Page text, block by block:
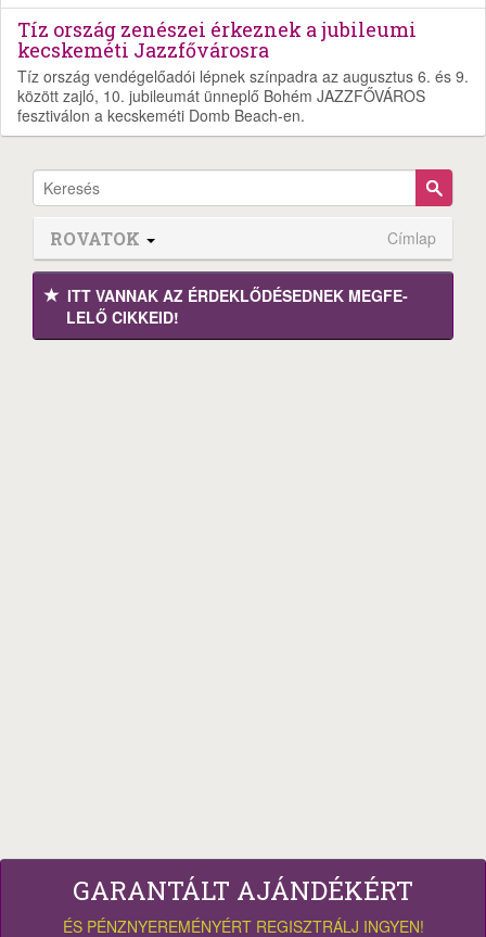
Tíz ország zenészei érkeznek a jubileumi
kecskeméti Jazzfővárosra
Tíz ország vendégelőadói lépnek színpadra az augusztus 6. és 9.
között zajló, 10. jubileumát ünneplő Bohém JAZZFŐVÁROS
fesztiválon a kecskeméti Domb Beach-en.
ROVATOK Címlap
ITT VANNAK AZ ÉRDEK­LŐDÉ­SEDNEK MEGFE­
LELŐ CIKKEID!
GARANTÁLT AJÁNDÉKÉRT
ÉS PÉNZNYEREMÉNYÉRT REGISZTRÁLJ INGYEN!